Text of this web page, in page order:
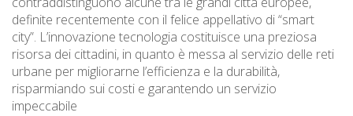
definite recentemente con il felice appellativo di “smart
city”. L’innovazione tecnologia costituisce una preziosa
risorsa dei cittadini, in quanto è messa al servizio delle reti
urbane per migliorarne l’efficienza e la durabilità,
risparmiando sui costi e garantendo un servizio
impeccabile